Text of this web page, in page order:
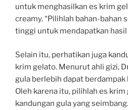
untuk menghasilkan es krim
creamy. “Pilihlah bahan-bahan
tinggi untuk mendapatkan hasil
Selain itu, perhatikan juga
krim gelato. Menurut ahli gizi,
gula berlebih dapat
Oleh karena itu, pilihlah es
kandungan gula yang